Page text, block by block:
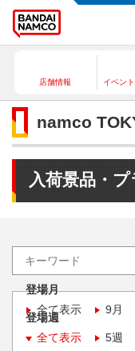
店舗情報 イベン
namco
入荷景品・
登場月
全て表示
9月
登場週
全て表示
5週